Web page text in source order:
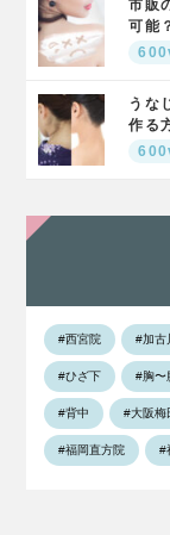
市販
可能
うな
作る
#西宮院 #加古
#ひざ下 #胸〜
#背中 #大阪梅
#福岡直方院 #